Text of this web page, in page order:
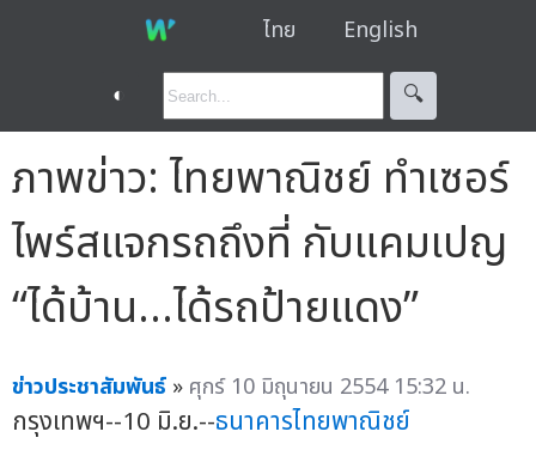
ไทย English
◐ 🔍︎
ภาพข่าว: ไทยพาณิชย์ ทำเซอร์
ไพร์สแจกรถถึงที่ กับแคมเปญ
“ได้บ้าน...ได้รถป้ายแดง”
ข่าวประชาสัมพันธ์ » ศุกร์ 10 มิถุนายน 2554 15:32 น.
กรุงเทพฯ--10 มิ.ย.--ธนาคารไทยพาณิชย์